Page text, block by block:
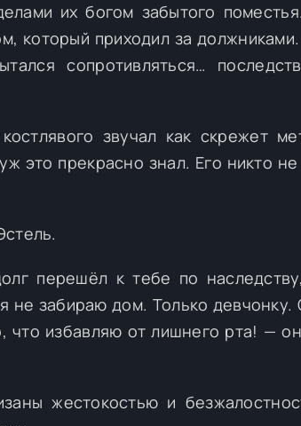
их богом забытого
который приходил за
сопротивляться…
звучал как скрежет
это прекрасно знал. Его никто
перешёл к тебе по
не забираю дом. Только девчонку.
что избавляю от лишнего рта! —
жестокостью и